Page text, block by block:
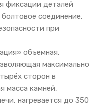
фиксации деталей
соединение,
при
объемная,
максимально
сторон в
масса камней,
нагревается до 350